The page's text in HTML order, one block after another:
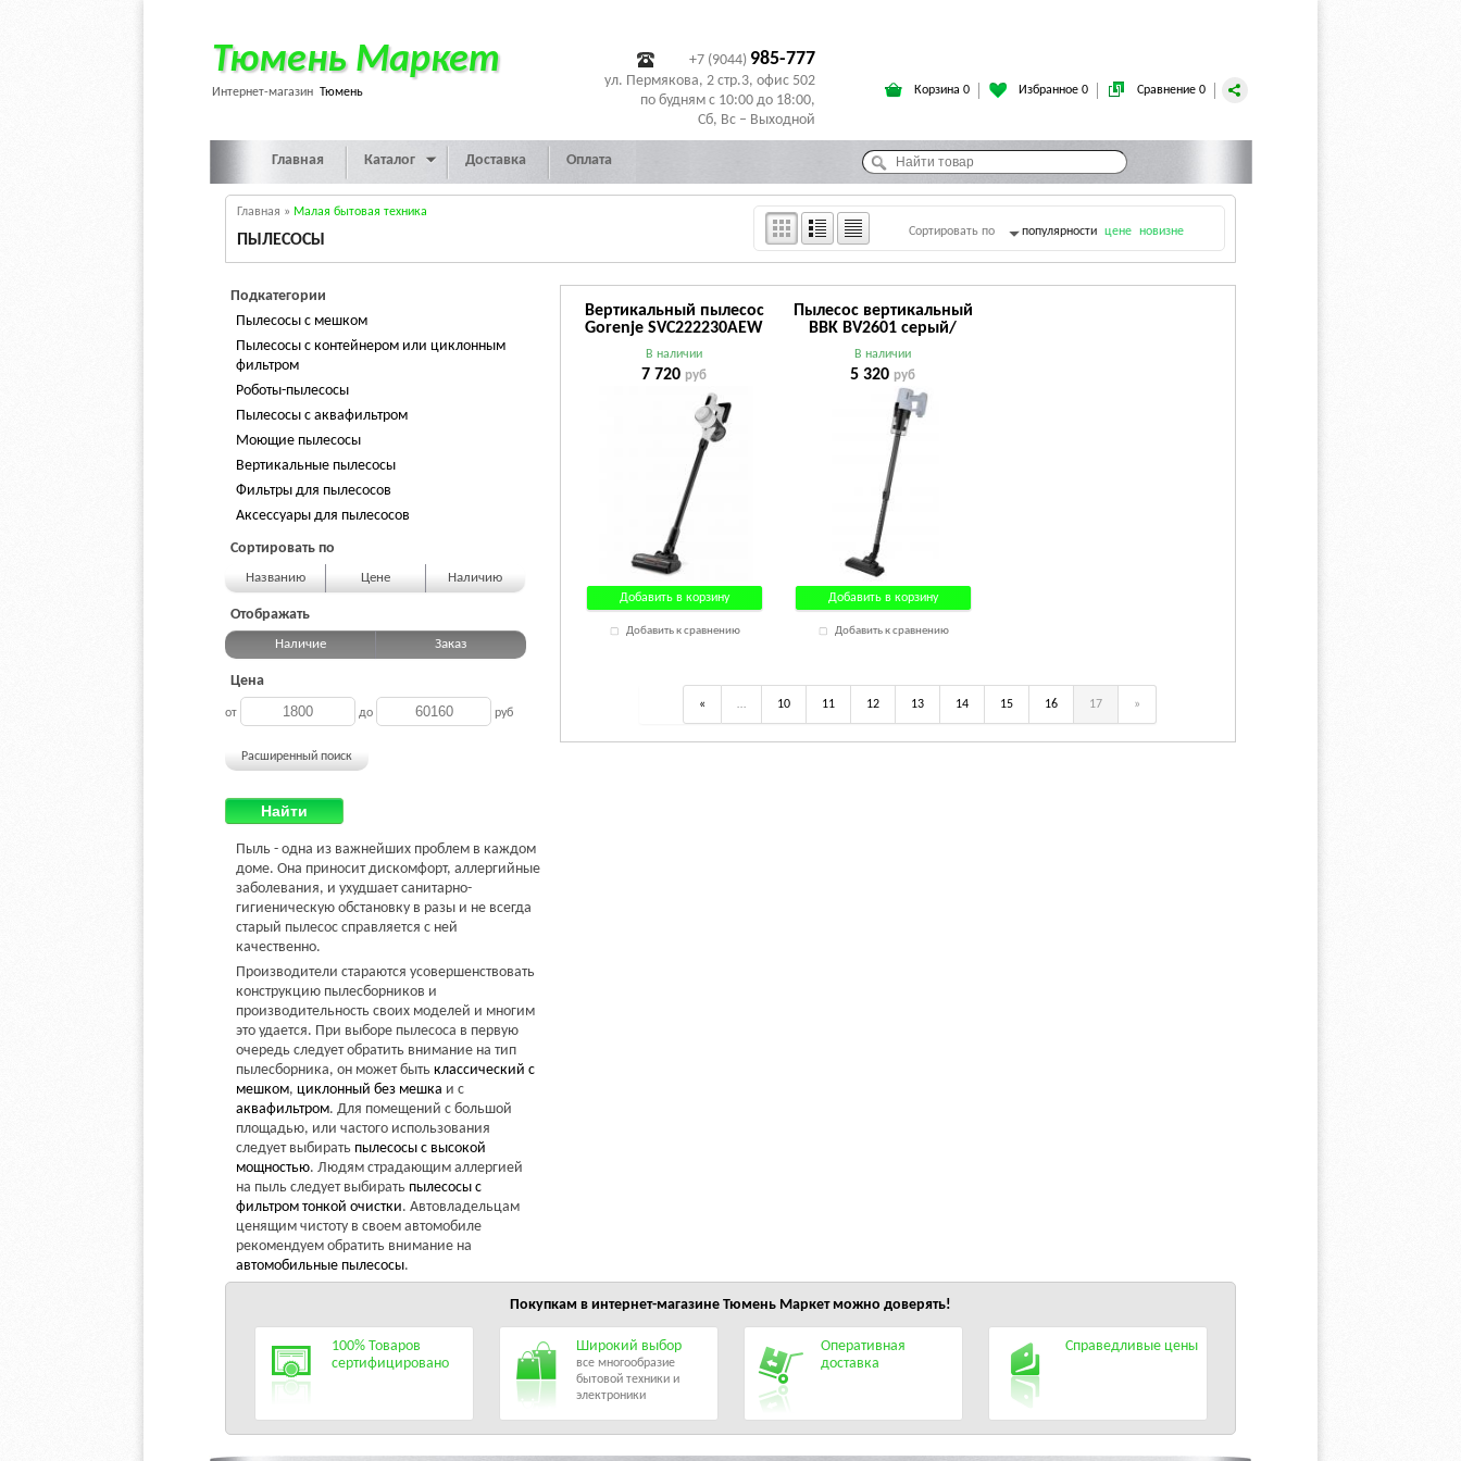
Тюмень Маркет
Интернет-магазин Тюмень
+7 (9044) 985-777
ул. Пермякова, 2 стр.3, офис 502
по будням с 10:00 до 18:00,
Сб, Вс – Выходной
Корзина 0 Избранное 0 Сравнение 0
Главная Каталог Доставка Оплата
Сортировать по популярности цене новизне
Главная » Малая бытовая техника
ПЫЛЕСОСЫ
Подкатегории
Пылесосы с мешком
Пылесосы с контейнером или циклонным
фильтром
Роботы-пылесосы
Пылесосы с аквафильтром
Моющие пылесосы
Вертикальные пылесосы
Фильтры для пылесосов
Аксессуары для пылесосов
Сортировать по
Названию Цене Наличию
Отображать
Наличие Заказ
Цена
от до руб
Расширенный поиск
Найти
Пыль - одна из важнейших проблем в каждом
доме. Она приносит дискомфорт, аллергийные
заболевания, и ухудшает санитарно-
гигиеническую обстановку в разы и не всегда
старый пылесос справляется с ней
качественно.
Производители стараются усовершенствовать
конструкцию пылесборников и
производительность своих моделей и многим
это удается. При выборе пылесоса в первую
очередь следует обратить внимание на тип
пылесборника, он может быть классический с
мешком, циклонный без мешка и с
аквафильтром. Для помещений с большой
площадью, или частого использования
следует выбирать пылесосы с высокой
мощностью. Людям страдающим аллергией
на пыль следует выбирать пылесосы с
фильтром тонкой очистки. Автовладельцам
ценящим чистоту в своем автомобиле
рекомендуем обратить внимание на
автомобильные пылесосы.
Вертикальный пылесос
Gorenje SVC222230AEW
белый/черный
В наличии
7 720 руб
Добавить в корзину
Добавить к сравнению
Пылесос вертикальный
BBK BV2601 серый/
черный
В наличии
5 320 руб
Добавить в корзину
Добавить к сравнению
« … 10 11 12 13 14 15 16 17 »
Покупкам в интернет-магазине Тюмень Маркетможно доверять!
100% Товаров
сертифицировано
Широкий выбор
все многообразие
бытовой техники и
электроники
Оперативная
доставка
Справедливые цены